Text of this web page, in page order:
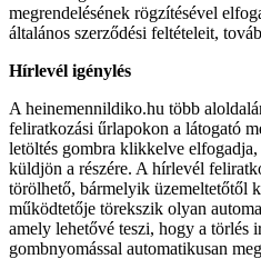
megrendelésének rögzítésével
általános szerződési feltételeit,
Hírlevél igénylés
A heinemennildiko.hu több
feliratkozási űrlapokon a látogató
letöltés gombra klikkelve
küldjön a részére. A hírlevél
törölhető, bármelyik üzemeltetőtől
működtetője törekszik olyan
amely lehetővé teszi, hogy a törlés
gombnyomással automatikusan